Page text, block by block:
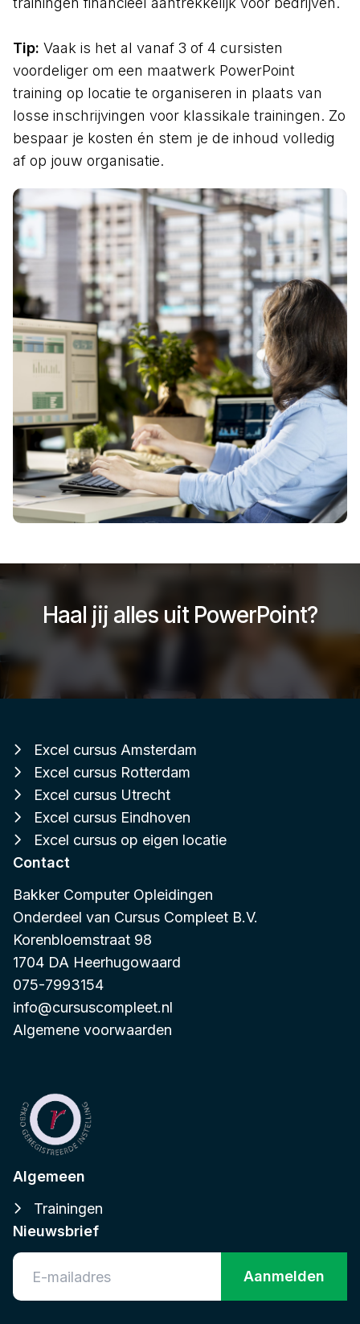
Tip: Vaak is het al vanaf 3 of 4 cursisten
voordeliger om een maatwerk PowerPoint
training op locatie te organiseren in plaats van
losse inschrijvingen voor klassikale trainingen. Zo
bespaar je kosten én stem je de inhoud volledig
af op jouw organisatie.
Haal jij alles uit PowerPoint?
Excel cursus Amsterdam
Excel cursus Rotterdam
Excel cursus Utrecht
Excel cursus Eindhoven
Excel cursus op eigen locatie
Contact
Bakker Computer Opleidingen
Onderdeel van Cursus Compleet B.V.
Korenbloemstraat 98
1704 DA Heerhugowaard
075-7993154
info@cursuscompleet.nl
Algemene voorwaarden
Algemeen
Trainingen
Nieuwsbrief
Aanmelden